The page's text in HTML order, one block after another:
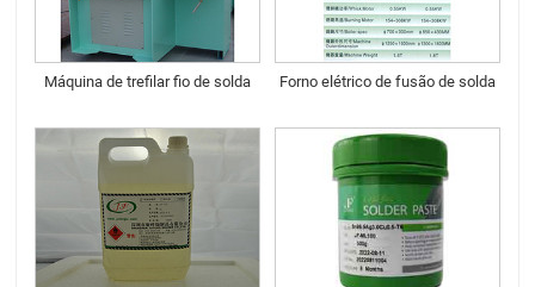
Máquina de trefilar fio de solda Forno elétrico de fusão de solda